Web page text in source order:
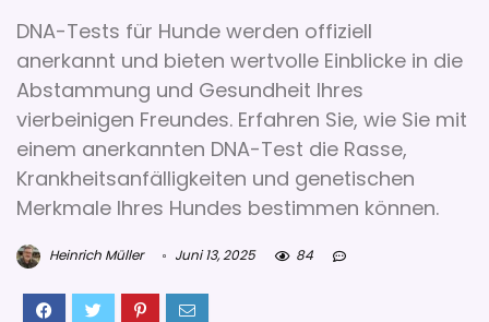
DNA-Tests für Hunde werden offiziell
anerkannt und bieten wertvolle Einblicke in die
Abstammung und Gesundheit Ihres
vierbeinigen Freundes. Erfahren Sie, wie Sie mit
einem anerkannten DNA-Test die Rasse,
Krankheitsanfälligkeiten und genetischen
Merkmale Ihres Hundes bestimmen können.
Heinrich Müller Juni 13, 2025 84